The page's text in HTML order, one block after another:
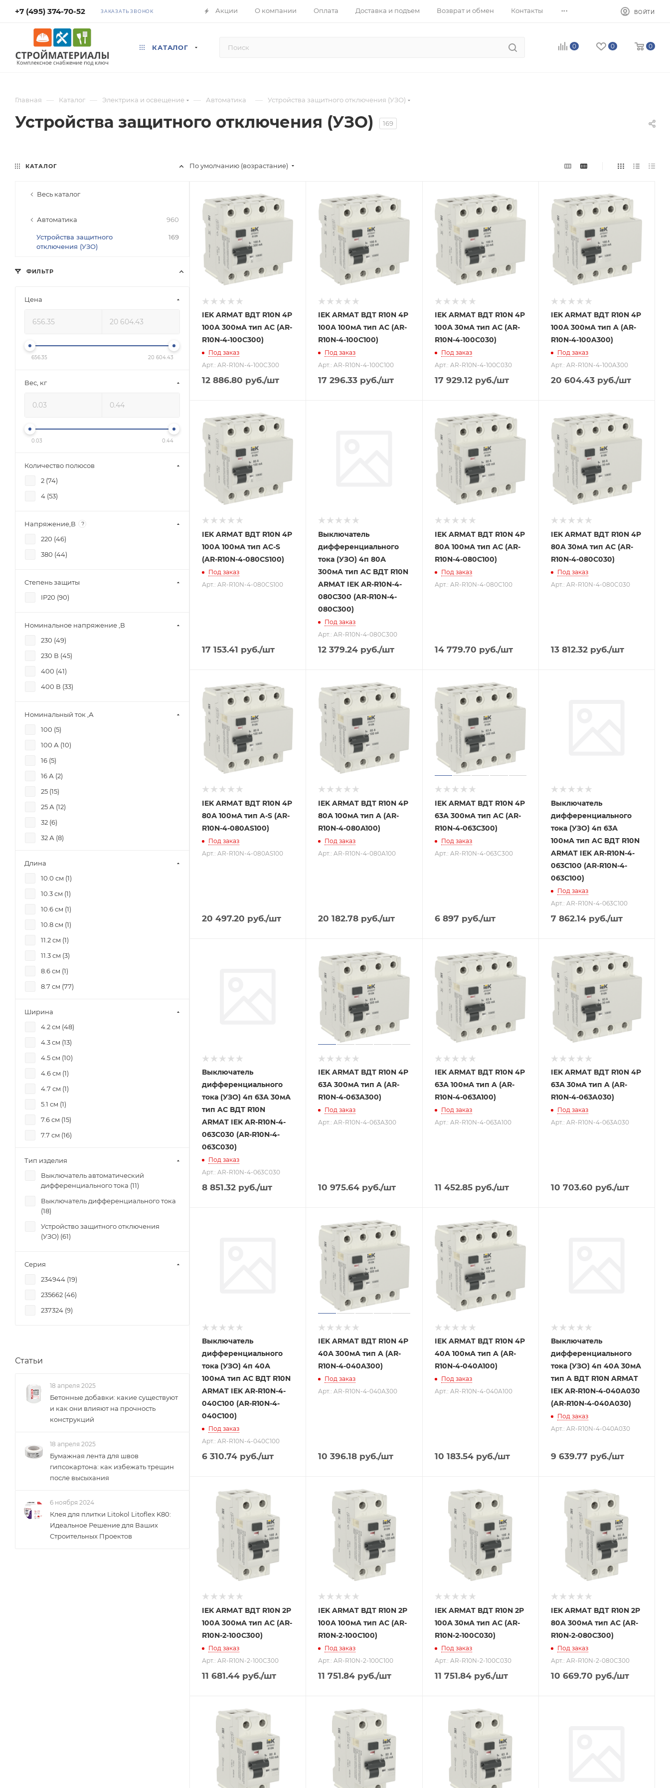
+7 (495) 374-70-52 ЗАКАЗАТЬ ЗВОНОК Акции О компании Оплата Доставка и подъем Возврат и обмен Контакты ... ВОЙТИ
КАТАЛОГ 0 0 0
Главная — Каталог — Электрика и освещение — Автоматика — Устройства защитного отключения (УЗО)
Устройства защитного отключения (УЗО) 169
По умолчанию (возрастание)
IEK ARMAT ВДТ R10N 4P
100А 300мА тип AC (AR-
R10N-4-100C300)
Под заказ
Арт.: AR-R10N-4-100C300
12 886.80 руб./шт
IEK ARMAT ВДТ R10N 4P
100А 100мА тип AC (AR-
R10N-4-100C100)
Под заказ
Арт.: AR-R10N-4-100C100
17 296.33 руб./шт
IEK ARMAT ВДТ R10N 4P
100А 30мА тип AC (AR-
R10N-4-100C030)
Под заказ
Арт.: AR-R10N-4-100C030
17 929.12руб./шт
IEK ARMAT ВДТ R10N 4P
100А 300мА тип A (AR-
R10N-4-100A300)
Под заказ
Арт.: AR-R10N-4-100A300
20 604.43руб./шт
IEK ARMAT ВДТ R10N 4P
100А 100мА тип AC-S
(AR-R10N-4-080CS100)
Под заказ
Арт.: AR-R10N-4-080CS100
17 153.41 руб./шт
Выключатель
дифференциального
тока (УЗО) 4п 80А
300мА тип AC ВДТ R10N
ARMAT IEK AR-R10N-4-
080C300 (AR-R10N-4-
080C300)
Под заказ
Арт.: AR-R10N-4-080C300
12 379.24 руб./шт
IEK ARMAT ВДТ R10N 4P
80А 100мА тип AC (AR-
R10N-4-080C100)
Под заказ
Арт.: AR-R10N-4-080C100
14 779.70 руб./шт
IEK ARMAT ВДТ R10N 4P
80А 30мА тип AC (AR-
R10N-4-080C030)
Под заказ
Арт.: AR-R10N-4-080C030
13 812.32руб./шт
IEK ARMAT ВДТ R10N 4P
80А 100мА тип A-S (AR-
R10N-4-080AS100)
Под заказ
Арт.: AR-R10N-4-080AS100
20 497.20 руб./шт
IEK ARMAT ВДТ R10N 4P
80А 100мА тип A (AR-
R10N-4-080A100)
Под заказ
Арт.: AR-R10N-4-080A100
20 182.78 руб./шт
IEK ARMAT ВДТ R10N 4P
63А 300мА тип AC (AR-
R10N-4-063C300)
Под заказ
Арт.: AR-R10N-4-063C300
6 897 руб./шт
Выключатель
дифференциального
тока (УЗО) 4п 63А
100мА тип AC ВДТ R10N
ARMAT IEK AR-R10N-4-
063C100 (AR-R10N-4-
063C100)
Под заказ
Арт.: AR-R10N-4-063C100
7 862.14руб./шт
Выключатель
дифференциального
тока (УЗО) 4п 63А 30мА
тип AC ВДТ R10N
ARMAT IEK AR-R10N-4-
063C030 (AR-R10N-4-
063C030)
Под заказ
Арт.: AR-R10N-4-063C030
8 851.32 руб./шт
IEK ARMAT ВДТ R10N 4P
63А 300мА тип A (AR-
R10N-4-063A300)
Под заказ
Арт.: AR-R10N-4-063A300
10 975.64 руб./шт
IEK ARMAT ВДТ R10N 4P
63А 100мА тип A (AR-
R10N-4-063A100)
Под заказ
Арт.: AR-R10N-4-063A100
11 452.85руб./шт
IEK ARMAT ВДТ R10N 4P
63А 30мА тип A (AR-
R10N-4-063A030)
Под заказ
Арт.: AR-R10N-4-063A030
10 703.60 руб./шт
Выключатель
дифференциального
тока (УЗО) 4п 40А
100мА тип AC ВДТ R10N
ARMAT IEK AR-R10N-4-
040C100 (AR-R10N-4-
040C100)
Под заказ
Арт.: AR-R10N-4-040C100
6 310.74 руб./шт
IEK ARMAT ВДТ R10N 4P
40А 300мА тип A (AR-
R10N-4-040A300)
Под заказ
Арт.: AR-R10N-4-040A300
10 396.18 руб./шт
IEK ARMAT ВДТ R10N 4P
40А 100мА тип A (AR-
R10N-4-040A100)
Под заказ
Арт.: AR-R10N-4-040A100
10 183.54руб./шт
Выключатель
дифференциального
тока (УЗО) 4п 40А 30мА
тип A ВДТ R10N ARMAT
IEK AR-R10N-4-040A030
(AR-R10N-4-040A030)
Под заказ
Арт.: AR-R10N-4-040A030
9 639.77 руб./шт
IEK ARMAT ВДТ R10N 2P
100А 300мА тип AC (AR-
R10N-2-100C300)
Под заказ
Арт.: AR-R10N-2-100C300
11 681.44 руб./шт
IEK ARMAT ВДТ R10N 2P
100А 100мА тип AC (AR-
R10N-2-100C100)
Под заказ
Арт.: AR-R10N-2-100C100
11 751.84 руб./шт
IEK ARMAT ВДТ R10N 2P
100А 30мА тип AC (AR-
R10N-2-100C030)
Под заказ
Арт.: AR-R10N-2-100C030
11 751.84руб./шт
IEK ARMAT ВДТ R10N 2P
80А 300мА тип AC (AR-
R10N-2-080C300)
Под заказ
Арт.: AR-R10N-2-080C300
10 669.70 руб./шт
КАТАЛОГ
Весь каталог
Автоматика 960
Устройства защитного
отключения (УЗО)
169
ФИЛЬТР
Цена
656.35 20 604.43
Вес, кг
0.03 0.44
Количество полюсов
2 (74)
4 (53)
Напряжение,В ?
220 (46)
380 (44)
Степень защиты
IP20 (90)
Номинальное напряжение ,В
230 (49)
230 В (45)
400 (41)
400 В (33)
Номинальный ток ,А
100 (5)
100 А (10)
16 (5)
16 А (2)
25 (15)
25 А (12)
32 (6)
32 А (8)
)
15
Длина
10.0 см (1)
10.3 см (1)
10.6 см (1)
10.8 см (1)
11.2 см (1)
11.3 см (3)
8.6 см (1)
8.7 см (77)
9.5 см (38
)
9.9 см (
Ширина
4.2 см (48)
4.3 см (13)
4.5 см (10)
4.6 см (1)
4.7 см (1)
5.1 см (1)
7.6 см (15)
7.7 см (16)
8.3 см (
8.4 см (
8.7 см (
Тип изделия
Выключатель автоматический
дифференциального тока (11)
Выключатель дифференциального тока
(18)
Устройство защитного отключения
(УЗО) (61)
Серия
234944 (19)
235662 (46)
237324 (9)
Статьи
18 апреля 2025
Бетонные добавки: какие существуют
и как они влияют на прочность
конструкций
18 апреля 2025
Бумажная лента для швов
гипсокартона: как избежать трещин
после высыхания
6 ноября 2024
Клея для плитки Litokol Litoflex K80:
Идеальное Решение для Ваших
Строительных Проектов